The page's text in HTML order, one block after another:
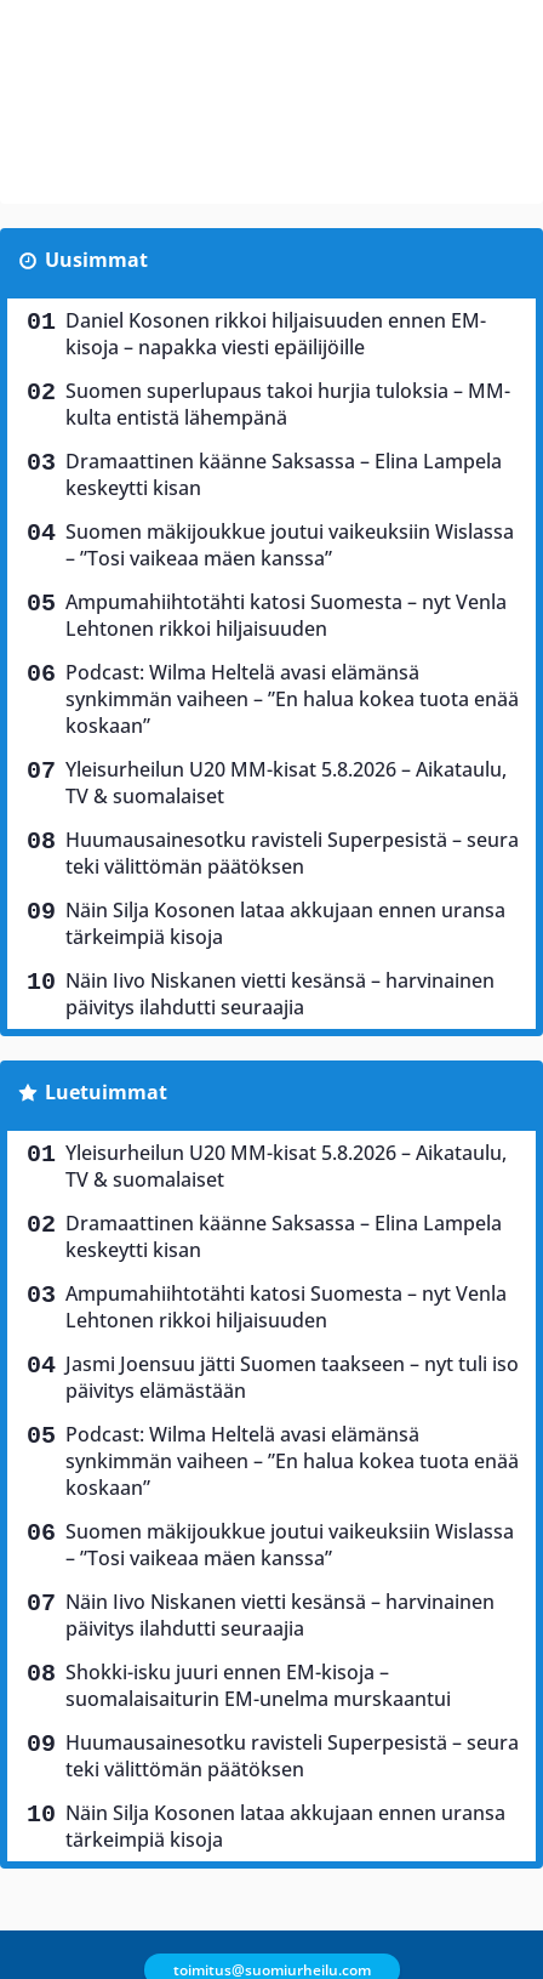
Uusimmat
Daniel Kosonen rikkoi hiljaisuuden ennen EM-
kisoja – napakka viesti epäilijöille
Suomen superlupaus takoi hurjia tuloksia – MM-
kulta entistä lähempänä
Dramaattinen käänne Saksassa – Elina Lampela
keskeytti kisan
Suomen mäkijoukkue joutui vaikeuksiin Wislassa
– ”Tosi vaikeaa mäen kanssa”
Ampumahiihtotähti katosi Suomesta – nyt Venla
Lehtonen rikkoi hiljaisuuden
Podcast: Wilma Heltelä avasi elämänsä
synkimmän vaiheen – ”En halua kokea tuota enää
koskaan”
Yleisurheilun U20 MM-kisat 5.8.2026 – Aikataulu,
TV & suomalaiset
Huumausainesotku ravisteli Superpesistä – seura
teki välittömän päätöksen
Näin Silja Kosonen lataa akkujaan ennen uransa
tärkeimpiä kisoja
Näin Iivo Niskanen vietti kesänsä – harvinainen
päivitys ilahdutti seuraajia
Luetuimmat
Yleisurheilun U20 MM-kisat 5.8.2026 – Aikataulu,
TV & suomalaiset
Dramaattinen käänne Saksassa – Elina Lampela
keskeytti kisan
Ampumahiihtotähti katosi Suomesta – nyt Venla
Lehtonen rikkoi hiljaisuuden
Jasmi Joensuu jätti Suomen taakseen – nyt tuli iso
päivitys elämästään
Podcast: Wilma Heltelä avasi elämänsä
synkimmän vaiheen – ”En halua kokea tuota enää
koskaan”
Suomen mäkijoukkue joutui vaikeuksiin Wislassa
– ”Tosi vaikeaa mäen kanssa”
Näin Iivo Niskanen vietti kesänsä – harvinainen
päivitys ilahdutti seuraajia
Shokki-isku juuri ennen EM-kisoja –
suomalaisaiturin EM-unelma murskaantui
Huumausainesotku ravisteli Superpesistä – seura
teki välittömän päätöksen
Näin Silja Kosonen lataa akkujaan ennen uransa
tärkeimpiä kisoja
toimitus@suomiurheilu.com